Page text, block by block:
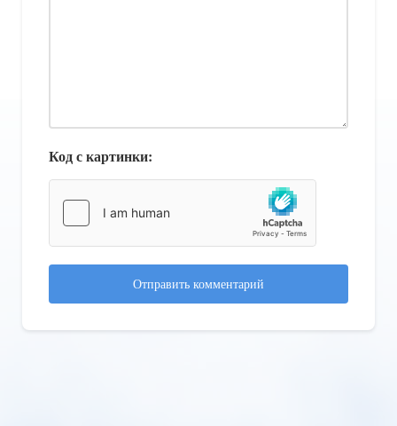
Код с картинки:
Отправить комментарий